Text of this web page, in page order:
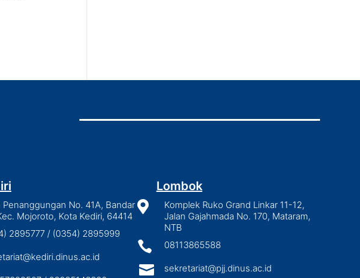
Penanggungan No. 41A, Bandar
Mojoroto, Kota Kediri, 64414
2895777 / (0354) 2895999
Lombok

Komplek Ruko Grand Linkar 11-12,
Jalan Gajahmada No. 170, Mataram,
NTB
 08113865588
 sekretariat@pjj.dinus.ac.id